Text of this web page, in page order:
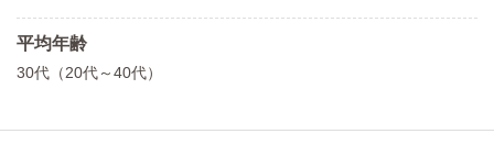
平均年齢
30代（20代～40代）